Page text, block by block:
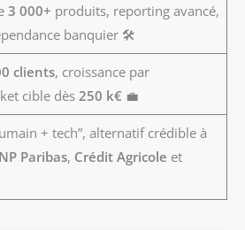
3 000+ produits, reporting avancé,
banquier 🛠️
clients, croissance par
cible dès250 k€ 💼
+ tech”, alternatif crédible à
Paribas, Crédit Agricole et